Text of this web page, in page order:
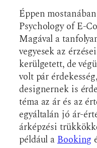
Éppen
Psychology of E-
Magával a
vegyesek az
kerülgetett, de
volt pár
designernek is
téma az ár és az
egyáltalán jó ár-
árképzési
például aBooking